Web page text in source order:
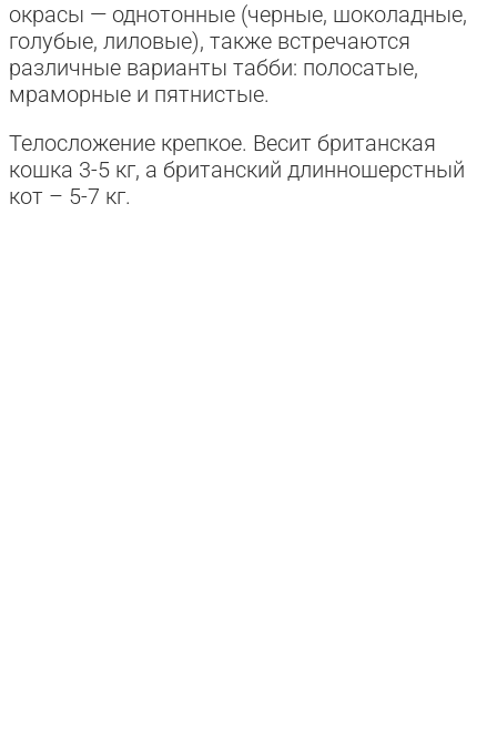
окрасы — однотонные (черные, шоколадные,
голубые, лиловые), также встречаются
различные варианты табби: полосатые,
мраморные и пятнистые.
Телосложение крепкое. Весит британская
кошка 3-5 кг, а британский длинношерстный
кот – 5-7 кг.